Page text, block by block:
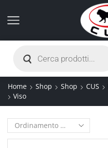
Home Shop Shop CUS
Viso